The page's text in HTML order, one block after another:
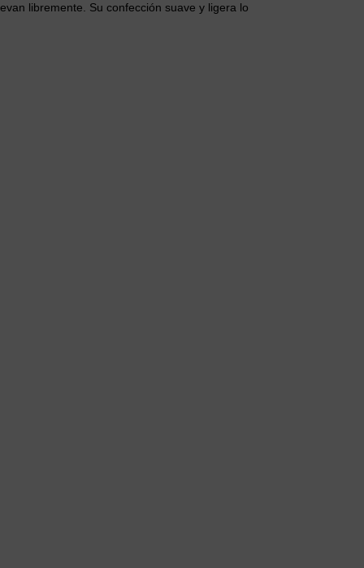
libremente. Su confección suave y ligera lo